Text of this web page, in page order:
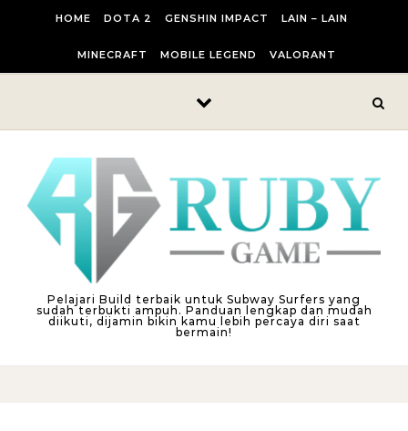
HOME DOTA 2 GENSHIN IMPACT LAIN – LAIN
MINECRAFT MOBILE LEGEND VALORANT
Pelajari Build terbaik untuk Subway Surfers yang
sudah terbukti ampuh. Panduan lengkap dan mudah
diikuti, dijamin bikin kamu lebih percaya diri saat
bermain!